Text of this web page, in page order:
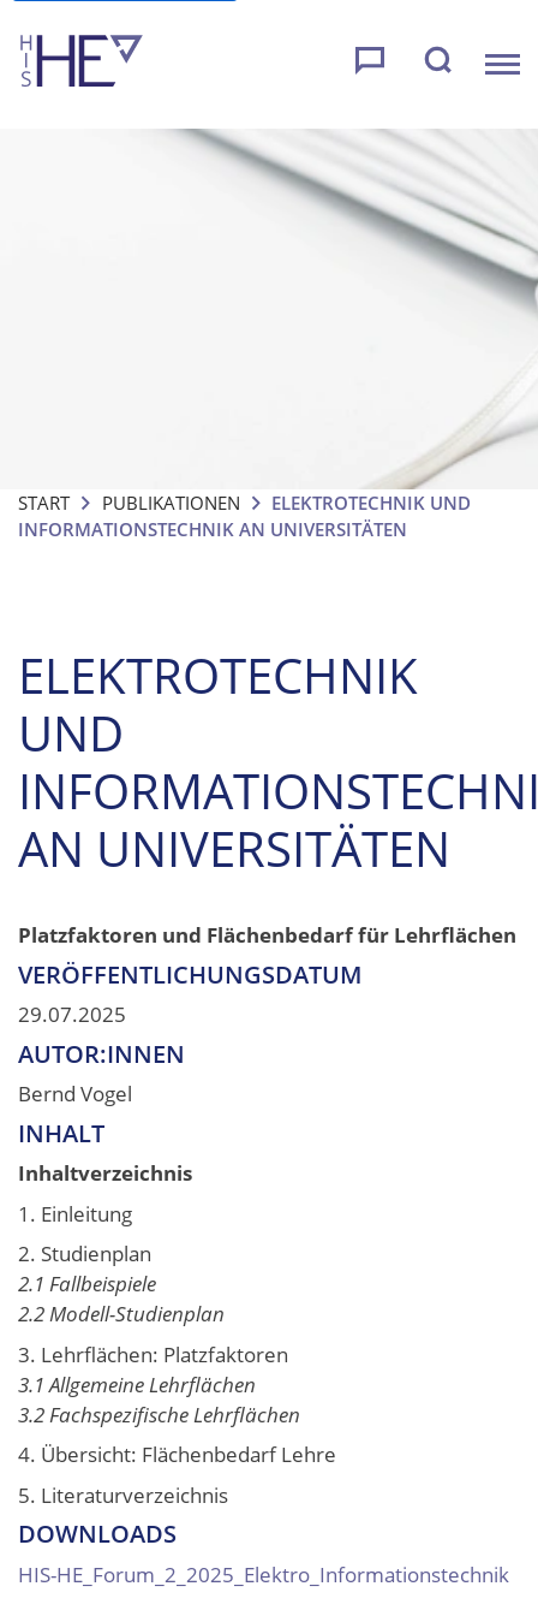
START PUBLIKATIONEN
ELEKTROTECHNIK UND
INFORMATIONSTECHNIK AN UNIVERSITÄTEN
ELEKTROTECHNIK
UND
AN UNIVERSITÄTEN
Platzfaktoren und Flächenbedarf für Lehrflächen
VERÖFFENTLICHUNGSDATUM
29.07.2025
AUTOR:INNEN
Bernd Vogel
INHALT
Inhaltverzeichnis
1. Einleitung
2. Studienplan
2.1 Fallbeispiele
2.2 Modell-Studienplan
3. Lehrflächen: Platzfaktoren
3.1 Allgemeine Lehrflächen
3.2 Fachspezifische Lehrflächen
4. Übersicht: Flächenbedarf Lehre
5. Literaturverzeichnis
DOWNLOADS
HIS-HE_Forum_2_2025_Elektro_Informationstechnik